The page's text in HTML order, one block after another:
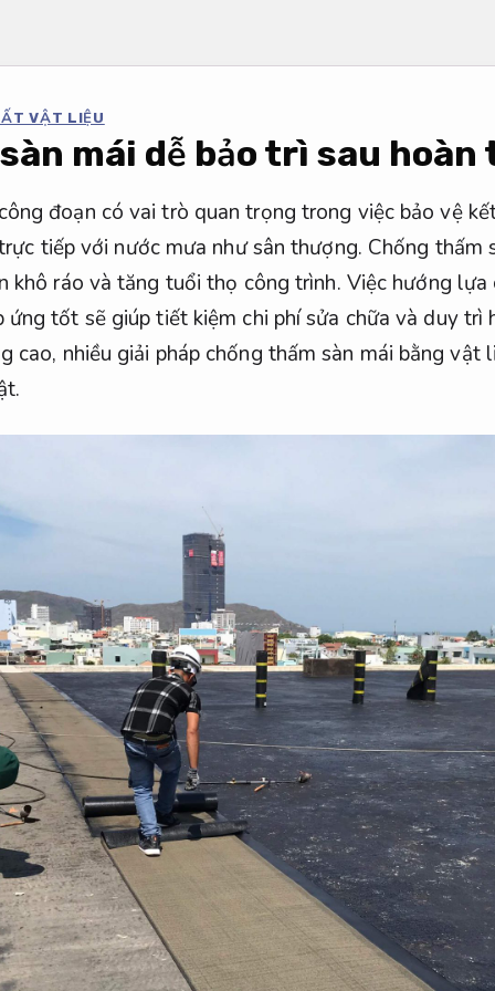
VẬT LIỆU
mái dễ bảo trì sau hoàn
đoạn có vai trò quan trọng trong việc bảo vệ
tiếp với nước mưa như sân thượng. Chống thấm
khô ráo và tăng tuổi thọ công trình. Việc hướng lựa
ứng tốt sẽ giúp tiết kiệm chi phí sửa chữa và duy trì
cao, nhiều giải pháp chống thấm sàn mái bằng vật